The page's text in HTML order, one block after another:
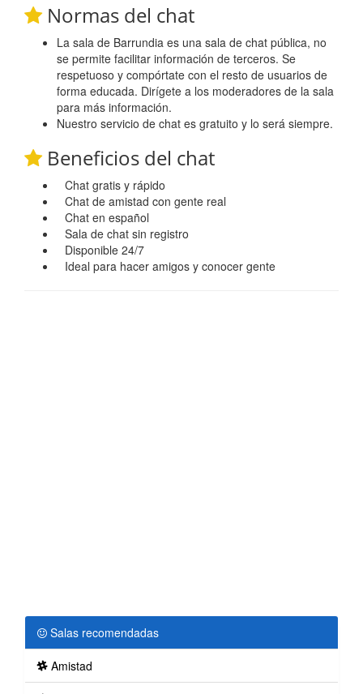
Normas del chat
La sala de Barrundia es una sala de chat pública, no
se permite facilitar información de terceros. Se
respetuoso y compórtate con el resto de usuarios de
forma educada. Dirígete a los moderadores de la sala
para más información.
Nuestro servicio de chat es gratuito y lo será siempre.
Beneficios del chat
Chat gratis y rápido
Chat de amistad con gente real
Chat en español
Sala de chat sin registro
Disponible 24/7
Ideal para hacer amigos y conocer gente
Salas recomendadas
Amistad